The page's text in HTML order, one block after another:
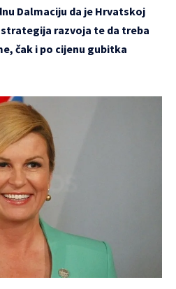
Dalmaciju da je Hrvatskoj
razvoja te da treba
čak i po cijenu gubitka